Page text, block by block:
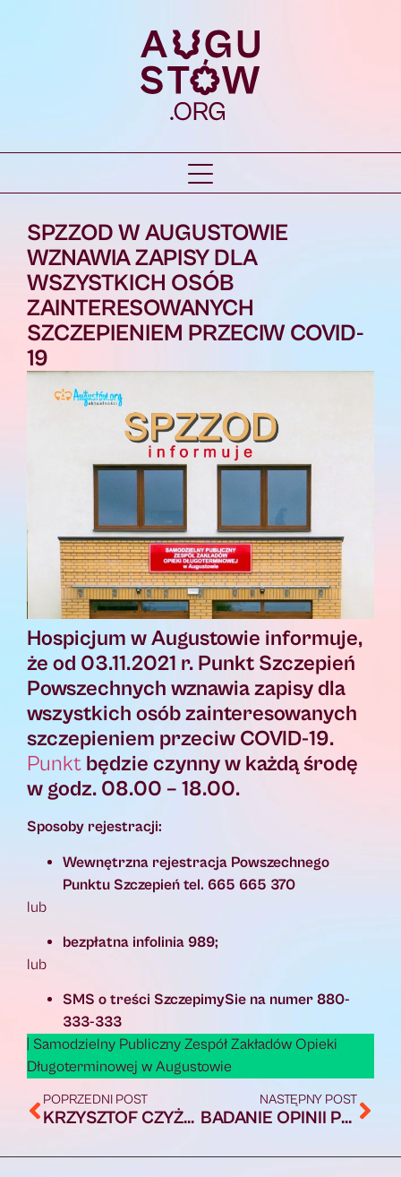
SPZZOD W AUGUSTOWIE
WZNAWIA ZAPISY DLA
WSZYSTKICH OSÓB
ZAINTERESOWANYCH
SZCZEPIENIEM PRZECIW COVID-
19
Hospicjum w Augustowie informuje,
że od 03.11.2021 r. Punkt Szczepień
Powszechnych wznawia zapisy dla
wszystkich osób zainteresowanych
szczepieniem przeciw COVID-19.
Punkt będzie czynny w każdą środę
w godz. 08.00 – 18.00.
Sposoby rejestracji:
Wewnętrzna rejestracja Powszechnego
Punktu Szczepień tel. 665 665 370
lub
bezpłatna infolinia 989;
lub
SMS o treści SzczepimySie na numer 880-
333-333
| Samodzielny Publiczny Zespół Zakładów Opieki
Długoterminowej w Augustowie
POPRZEDNI POST
KRZYSZTOF CZYŻEWSKI GOŚCIEM KAWIARENKI LITERACKIEJ
NASTĘPNY POST
BADANIE OPINII PUBLICZNEJ: POLACY MOCNO PODZIELENI W KWESTII BUDOWY ELEKTROWNI ATOMOWYCH